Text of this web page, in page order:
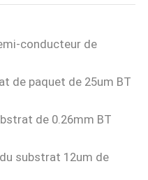
conducteur de
de paquet de 25um BT
de 0.26mm BT
substrat 12um de